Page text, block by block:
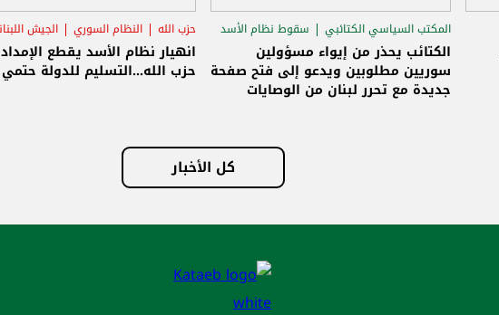
المكتب السياسي الكتائبي
سقوط نظام الأسد
الاستحقاق الرئاسي
الكتائب يحذر من إيواء مسؤولين
سوريين مطلوبين ويدعو إلى فتح صفحة
جديدة مع تحرر لبنان من الوصايات
حزب الله النظام السوري الجيش
انهيار نظام الأسد يقطع
حزب الله...التسليم للدولة حتمي
كل الأخبار